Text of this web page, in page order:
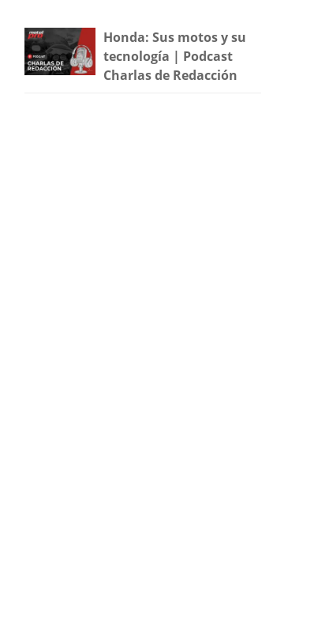
Honda: Sus motos y su
tecnología | Podcast
Charlas de Redacción